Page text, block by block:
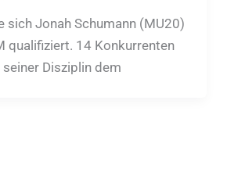
sich Jonah Schumann (MU20)
qualifiziert. 14 Konkurrenten
Disziplin dem